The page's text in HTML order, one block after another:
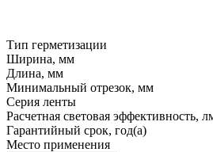
Тип герметизации
Ширина, мм
Длина, мм
Минимальный отрезок, мм
Серия ленты
Расчетная световая эффективность,
Гарантийный срок, год(а)
Место применения